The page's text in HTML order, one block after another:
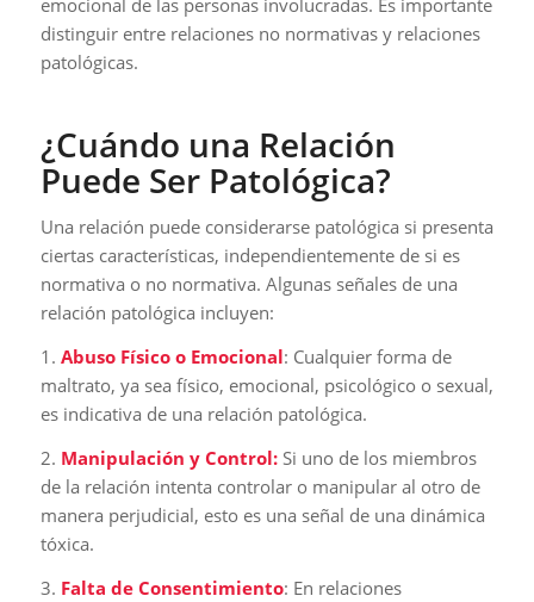
distinguir entre relaciones no normativas y relaciones
patológicas.
¿Cuándo una Relación
Puede Ser Patológica?
Una relación puede considerarse patológica si presenta
ciertas características, independientemente de si es
normativa o no normativa. Algunas señales de una
relación patológica incluyen:
1. Abuso Físico o Emocional: Cualquier forma de
maltrato, ya sea físico, emocional, psicológico o sexual,
es indicativa de una relación patológica.
2. Manipulación y Control:Si uno de los miembros
de la relación intenta controlar o manipular al otro de
manera perjudicial, esto es una señal de una dinámica
tóxica.
3. Falta de Consentimiento: En relaciones